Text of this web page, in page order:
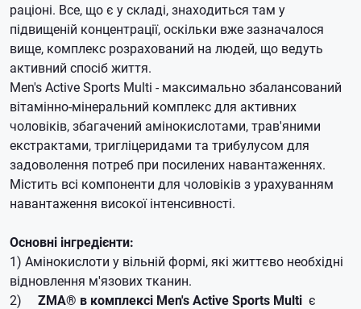
раціоні. Все, що є у складі, знаходиться там у
підвищеній концентрації, оскільки вже зазначалося
вище, комплекс розрахований на людей, що ведуть
активний спосіб життя.
Men's Active Sports Multi - максимально збалансований
вітамінно-мінеральний комплекс для активних
чоловіків, збагачений амінокислотами, трав'яними
екстрактами, тригліцеридами та трибулусом для
задоволення потреб при посилених навантаженнях.
Містить всі компоненти для чоловіків з урахуванням
навантаження високої інтенсивності.
Основні інгредієнти:
1) Амінокислоти у вільній формі, які життєво необхідні
відновлення м'язових тканин.
2)
ZMA® в комплексі Men's Active Sports Multi є